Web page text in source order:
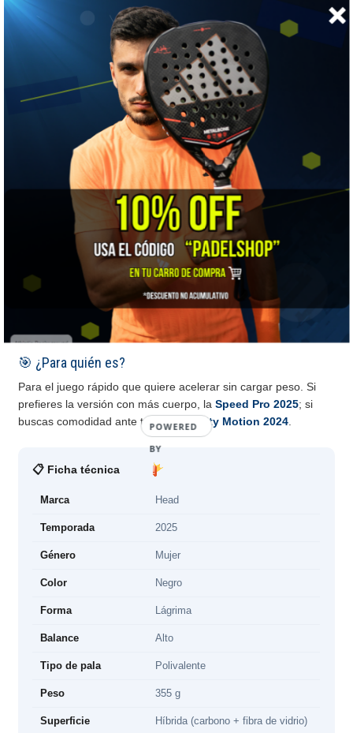
★★★☆☆
★★★★☆
★★★★☆
★★★★★
👍 LO MEJOR
La agilidad de una pala ligera con la superficie híbrida de la
gama Pro. Manejo 4 y punto dulce 4 en molde lágrima.
⚠️ A TENER EN CUENTA
Es la más rígida de nuestras Head: tacto duro y confort 3. Con
molestias en el codo, mejor la Gravity Motion.
🎯 ¿Para quién es?
Para el juego rápido que quiere acelerar sin cargar peso. Si
prefieres la versión con más cuerpo, laSpeed Pro 2025; si
buscas comodidad ante todo, laGravity Motion 2024
📋 Ficha técnica
Marca Head
Temporada 2025
Género Mujer
Color Negro
Forma Lágrima
Balance Alto
Tipo de pala Polivalente
Peso 355 g
Superficie Híbrida (carbono + fibra de vidrio)
POWERED
BY